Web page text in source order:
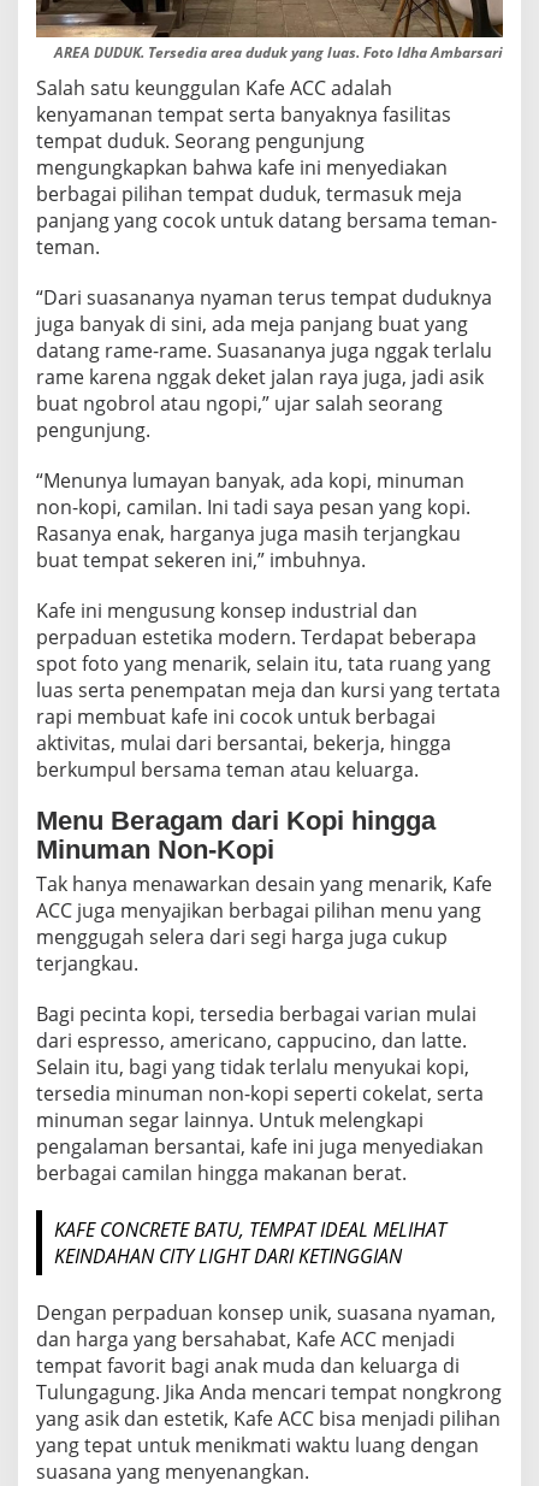
N
G
AREA DUDUK. Tersedia area duduk yang luas. Foto Idha Ambarsari
Salah satu keunggulan Kafe ACC adalah
kenyamanan tempat serta banyaknya fasilitas
tempat duduk. Seorang pengunjung
mengungkapkan bahwa kafe ini menyediakan
berbagai pilihan tempat duduk, termasuk meja
panjang yang cocok untuk datang bersama teman-
teman.
“Dari suasananya nyaman terus tempat duduknya
juga banyak di sini, ada meja panjang buat yang
datang rame-rame. Suasananya juga nggak terlalu
rame karena nggak deket jalan raya juga, jadi asik
buat ngobrol atau ngopi,” ujar salah seorang
pengunjung.
“Menunya lumayan banyak, ada kopi, minuman
non-kopi, camilan. Ini tadi saya pesan yang kopi.
Rasanya enak, harganya juga masih terjangkau
buat tempat sekeren ini,” imbuhnya.
Kafe ini mengusung konsep industrial dan
perpaduan estetika modern. Terdapat beberapa
spot foto yang menarik, selain itu, tata ruang yang
luas serta penempatan meja dan kursi yang tertata
rapi membuat kafe ini cocok untuk berbagai
aktivitas, mulai dari bersantai, bekerja, hingga
berkumpul bersama teman atau keluarga.
Menu Beragam dari Kopi hingga
Minuman Non-Kopi
Tak hanya menawarkan desain yang menarik, Kafe
ACC juga menyajikan berbagai pilihan menu yang
menggugah selera dari segi harga juga cukup
terjangkau.
Bagi pecinta kopi, tersedia berbagai varian mulai
dari espresso, americano, cappucino, dan latte.
Selain itu, bagi yang tidak terlalu menyukai kopi,
tersedia minuman non-kopi seperti cokelat, serta
minuman segar lainnya. Untuk melengkapi
pengalaman bersantai, kafe ini juga menyediakan
berbagai camilan hingga makanan berat.
KAFE CONCRETE BATU, TEMPAT IDEAL MELIHAT
KEINDAHAN CITY LIGHT DARI KETINGGIAN
Dengan perpaduan konsep unik, suasana nyaman,
dan harga yang bersahabat, Kafe ACC menjadi
tempat favorit bagi anak muda dan keluarga di
Tulungagung. Jika Anda mencari tempat nongkrong
yang asik dan estetik, Kafe ACC bisa menjadi pilihan
yang tepat untuk menikmati waktu luang dengan
suasana yang menyenangkan.